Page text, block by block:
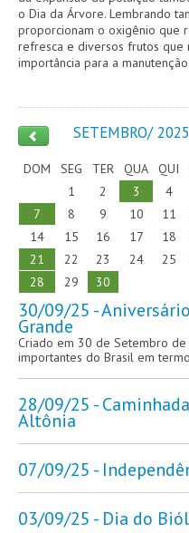
o Dia da Árvore. Lembrando
proporcionam o oxigênio que
refresca e diversos frutos que
importância para a
SETEMBRO/ 2025
DOM SEG TER QUA QUI
1
2 3 4
7
8 9 10 11
14
15 16 17 18
21
22 23 24 25
28
29 30
30/09/25 -
Grande
Criado em 30 de Setembro de
importantes do Brasil em
28/09/25 -
Altônia
07/09/25 -
03/09/25 - Dia do